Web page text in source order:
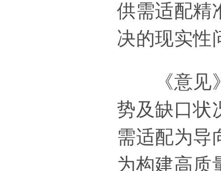
供需适配精
决的现实性
《意见》
势及缺口状
需适配为导
为构建高质